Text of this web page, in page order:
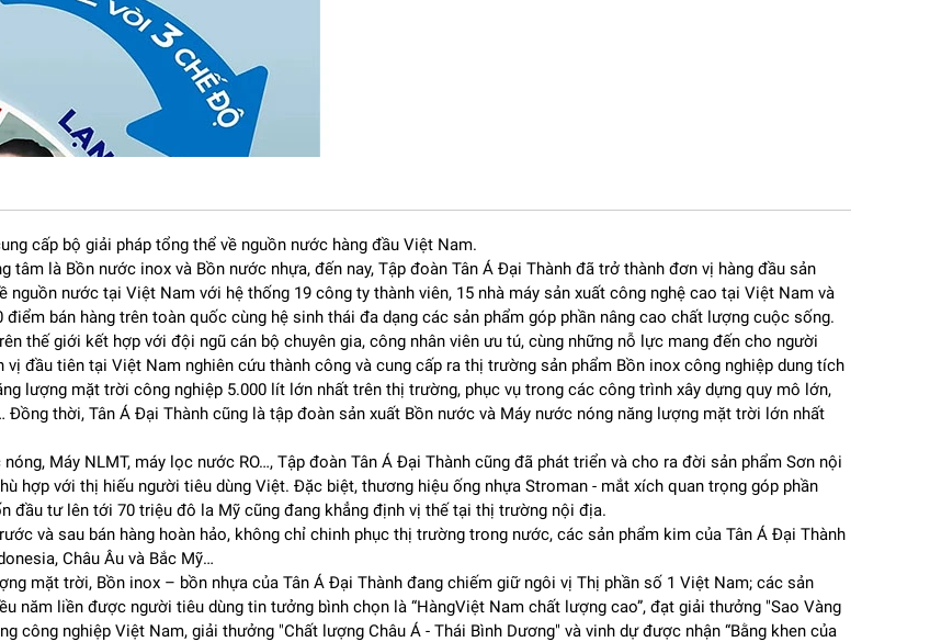
được tích hợp hệ thống 10 cấp lọc giúp loại bỏ hoàn toàn
lại nguồn nước tinh khiết an toàn và giàu khoáng chất,
an toàn với sức khỏe người dùng. Máy được ứng dụng công
công suất lọc mạnh mẽ 24 lit/giờ đáp ứng mọi nhu cầu
cấp bộ giải pháp tổng thể về nguồn nước hàng đầu Việt Nam.
tâm là Bồn nước inox và Bồn nước nhựa, đến nay, Tập đoàn Tân Á Đại Thành đã trở thành đơn vị hàng đầu sản
nguồn nước tại Việt Nam với hệ thống 19 công ty thành viên, 15 nhà máy sản xuất công nghệ cao tại Việt Nam và
điểm bán hàng trên toàn quốc cùng hệ sinh thái đa dạng các sản phẩm góp phần nâng cao chất lượng cuộc sống.
thế giới kết hợp với đội ngũ cán bộ chuyên gia, công nhân viên ưu tú, cùng những nỗ lực mang đến cho người
đầu tiên tại Việt Nam nghiên cứu thành công và cung cấp ra thị trường sản phẩm Bồn inox công nghiệp dung tích
lượng mặt trời công nghiệp 5.000 lít lớn nhất trên thị trường, phục vụ trong các công trình xây dựng quy mô lớn,
Đồng thời, Tân Á Đại Thành cũng là tập đoàn sản xuất Bồn nước và Máy nước nóng năng lượng mặt trời lớn nhất
Máy NLMT, máy lọc nước RO…, Tập đoàn Tân Á Đại Thành cũng đã phát triển và cho ra đời sản phẩm Sơn nội
hợp với thị hiếu người tiêu dùng Việt. Đặc biệt, thương hiệu ống nhựa Stroman - mắt xích quan trọng góp phần
đầu tư lên tới 70 triệu đô la Mỹ cũng đang khẳng định vị thế tại thị trường nội địa.
và sau bán hàng hoàn hảo, không chỉ chinh phục thị trường trong nước, các sản phẩm kim của Tân Á Đại Thành
Châu Âu và Bắc Mỹ…
mặt trời, Bồn inox – bồn nhựa của Tân Á Đại Thành đang chiếm giữ ngôi vị Thị phần số 1 Việt Nam; các sản
năm liền được người tiêu dùng tin tưởng bình chọn là “HàngViệt Nam chất lượng cao”, đạt giải thưởng "Sao Vàng
công nghiệp Việt Nam, giải thưởng "Chất lượng Châu Á - Thái Bình Dương" và vinh dự được nhận “Bằng khen của